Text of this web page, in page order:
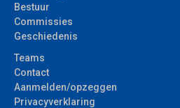
Bestuur
Commissies
Geschiedenis
Teams
Contact
Aanmelden/opzeggen
Privacyverklaring